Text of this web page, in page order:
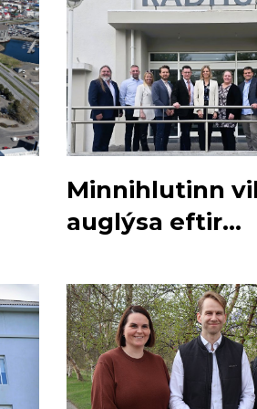
Minnihlutinn
auglýsa eftir